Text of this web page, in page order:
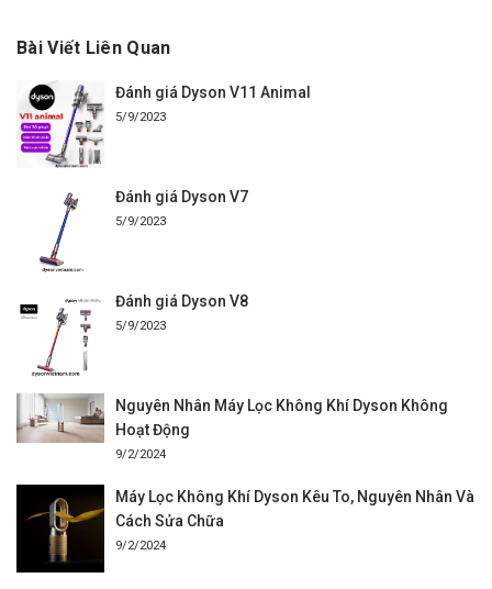
Bài Viết Liên Quan
Đánh giá Dyson V11 Animal
5/9/2023
Đánh giá Dyson V7
5/9/2023
Đánh giá Dyson V8
5/9/2023
Nguyên Nhân Máy Lọc Không Khí Dyson Không
Hoạt Động
9/2/2024
Máy Lọc Không Khí Dyson Kêu To, Nguyên Nhân Và
Cách Sửa Chữa
9/2/2024